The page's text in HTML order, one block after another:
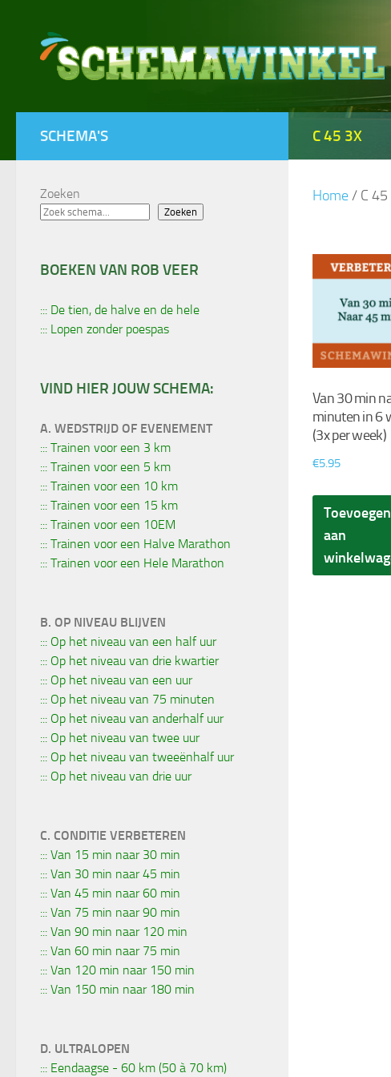
C 45 3X
Home/ C 45
Van 30 min
minuten in 6
(3x per week)
€5.95
Toevoegen
aan
SCHEMA'S
Zoeken
Zoeken
BOEKEN VAN ROB VEER
::: De tien, de halve en de hele
::: Lopen zonder poespas
VIND HIER JOUW SCHEMA:
A. WEDSTRIJD OF EVENEMENT
::: Trainen voor een 3 km
::: Trainen voor een 5 km
::: Trainen voor een 10 km
::: Trainen voor een 15 km
::: Trainen voor een 10EM
::: Trainen voor een Halve Marathon
::: Trainen voor een Hele Marathon
B. OP NIVEAU BLIJVEN
::: Op het niveau van een half uur
::: Op het niveau van drie kwartier
::: Op het niveau van een uur
::: Op het niveau van 75 minuten
::: Op het niveau van anderhalf uur
::: Op het niveau van twee uur
::: Op het niveau van tweeënhalf uur
::: Op het niveau van drie uur
C. CONDITIE VERBETEREN
::: Van 15 min naar 30 min
::: Van 30 min naar 45 min
::: Van 45 min naar 60 min
::: Van 75 min naar 90 min
::: Van 90 min naar 120 min
::: Van 60 min naar 75 min
::: Van 120 min naar 150 min
::: Van 150 min naar 180 min
D. ULTRALOPEN
::: Eendaagse - 60 km (50 à 70 km)